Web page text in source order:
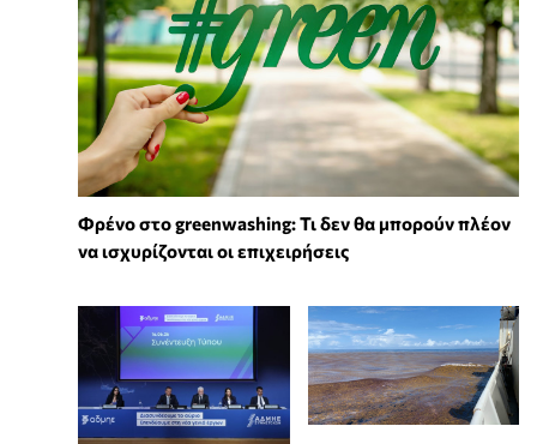
Φρένο στο greenwashing: Τι δεν θα μπορούν πλέον
να ισχυρίζονται οι επιχειρήσεις